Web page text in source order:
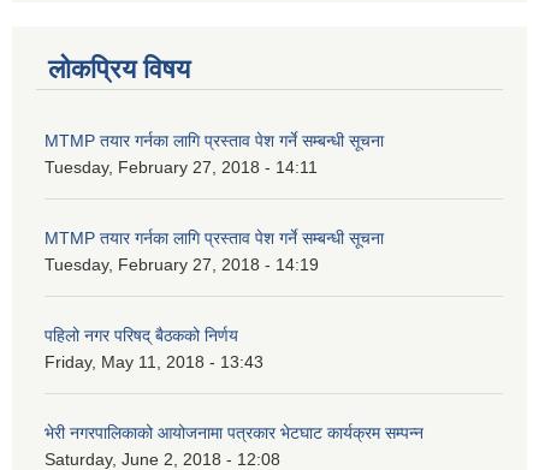
लोकप्रिय विषय
MTMP तयार गर्नका लागि प्रस्ताव पेश गर्ने सम्बन्धी सूचना
Tuesday, February 27, 2018 - 14:11
MTMP तयार गर्नका लागि प्रस्ताव पेश गर्ने सम्बन्धी सूचना
Tuesday, February 27, 2018 - 14:19
पहिलो नगर परिषद् बैठकको निर्णय
Friday, May 11, 2018 - 13:43
भेरी नगरपालिकाको आयोजनामा पत्रकार भेटघाट कार्यक्रम सम्पन्न
Saturday, June 2, 2018 - 12:08